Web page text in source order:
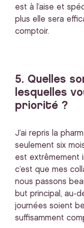
est à l’aise et
plus elle sera
comptoir.
5. Quelles
lesquelles
priorité ?
J’ai repris la
seulement six
est extrêmement
c’est que mes
nous passons
but principal, au-
journées soient
suffisamment